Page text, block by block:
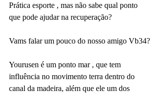
Prática esporte , mas não sabe qual ponto
que pode ajudar na recuperação?
Vams falar um pouco do nosso amigo Vb34?
Yourusen é um ponto mar , que tem
influência no movimento terra dentro do
canal da madeira, além que ele um dos